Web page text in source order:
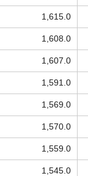
1,615.0
1,608.0
1,607.0
1,591.0
1,569.0
1,570.0
1,559.0
1,545.0